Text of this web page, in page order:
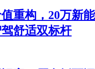
重构，20万新
舒适双标杆